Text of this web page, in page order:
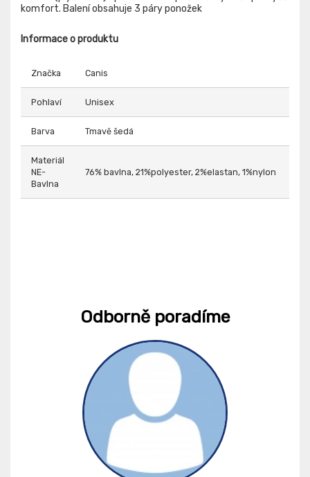
komfort. Balení obsahuje 3 páry ponožek
Informace o produktu
Značka Canis
Pohlaví Unisex
Barva Tmavě šedá
Materiál
NE-
Bavlna
76% bavlna, 21%polyester, 2%elastan, 1%nylon
Odborně poradíme